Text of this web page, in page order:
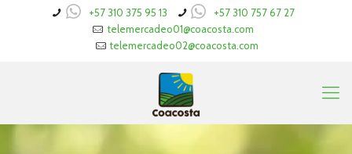
+57 310 375 95 13
+57 310 757 67 27
telemercadeo01@coacosta.com
telemercadeo02@coacosta.com